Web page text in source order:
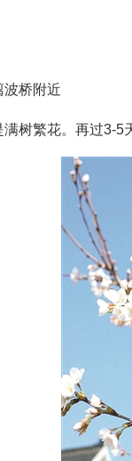
波桥附近
树繁花。再过3-5